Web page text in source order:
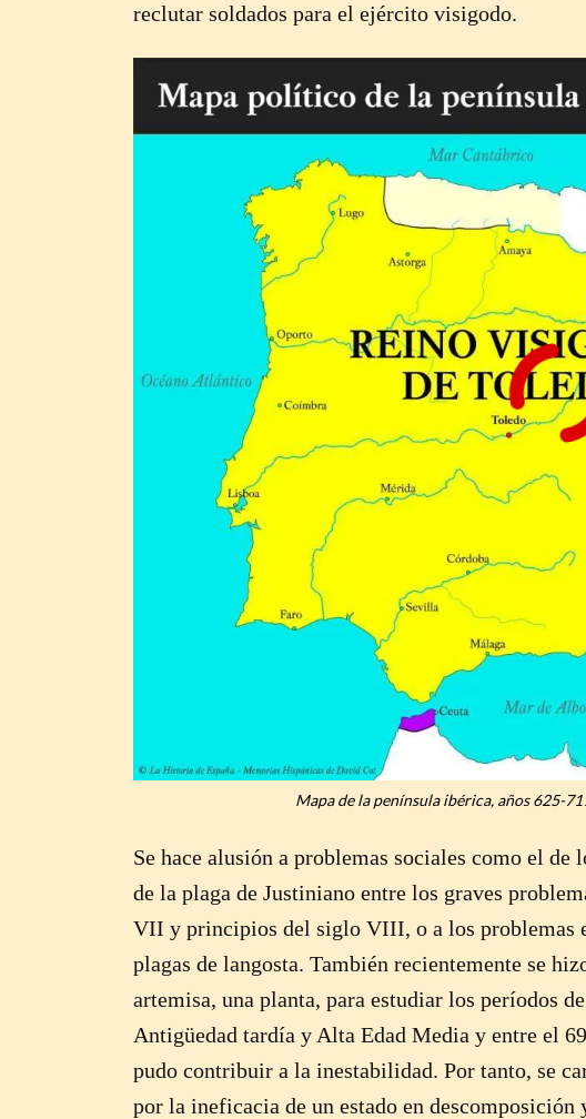
reclutar soldados para el ejército visigodo.
Mapa de la península ibérica, años 625-
Se hace alusión a problemas sociales como el
de la plaga de Justiniano entre los graves
VII y principios del siglo VIII, o a los problemas
plagas de langosta. También recientemente se
artemisa, una planta, para estudiar los períodos
Antigüedad tardía y Alta Edad Media y entre el
pudo contribuir a la inestabilidad. Por tanto, se
por la ineficacia de un estado en descomposición